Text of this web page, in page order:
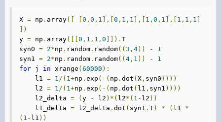
X = np . array([ 0 , 0 , 1 ],[ 0 , 1 , 1 ],[ 1 , 0 , 1 ],[ 1 , 1 , 1
])
y = np . array([[ 0 , 1 , 1 , 0 ]]). T
syn0 = 2*np . random . random(( 3 , 4)) -
1
syn1 = 2*np . random . random(( 4 , 1 )) -
1
for j in xrange ( 60000 ):
    l1
= 1/( 1+np . exp (-( np . dot ( X , syn0 ))))
    l2
= 1/( 1+np . exp (-( np . dot ( l1 , syn1 ))))
    l2_delta
= ( y - l2 )*( l2*( 1 - l2 ))
    l1_delta
= l2_delta . dot ( syn1 . T) * ( l1 *
( 1 - l1 ))